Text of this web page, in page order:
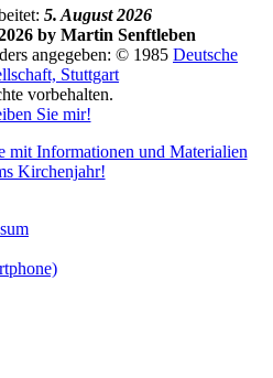
5. August 2026
by Martin Senftleben
angegeben: © 1985 Deutsche
Stuttgart
vorbehalten.
Sie mir!
mit Informationen und Materialien
Kirchenjahr!